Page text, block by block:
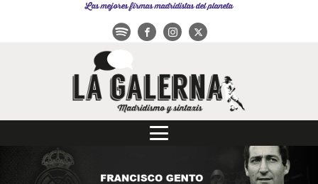
Las mejores firmas madridistas del planeta